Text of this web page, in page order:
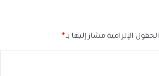
الحقول الإلزامية مشار إليها بـ *